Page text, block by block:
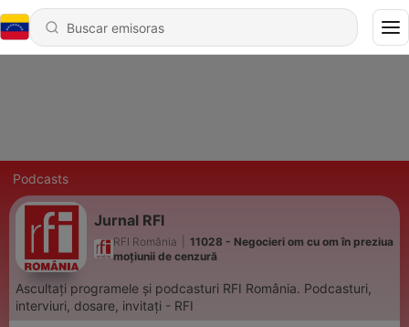
Podcasts
Jurnal RFI
RFI România
11028 - Negocieri om cu om în preziua
moțiunii de cenzură
Ascultați programele și podcasturi RFI România. Podcasturi,
interviuri, dosare, invitați - RFI